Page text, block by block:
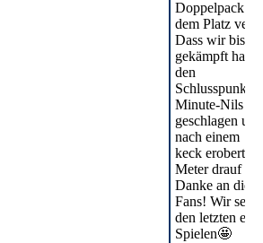
Doppelpack
dem Platz
Dass wir bis
gekämpft
den
Schlusspunkt
Minute-Nils
geschlagen
nach einem
keck
Meter drauf
Danke an die
Fans! Wir
den letzten
Spielen🤩